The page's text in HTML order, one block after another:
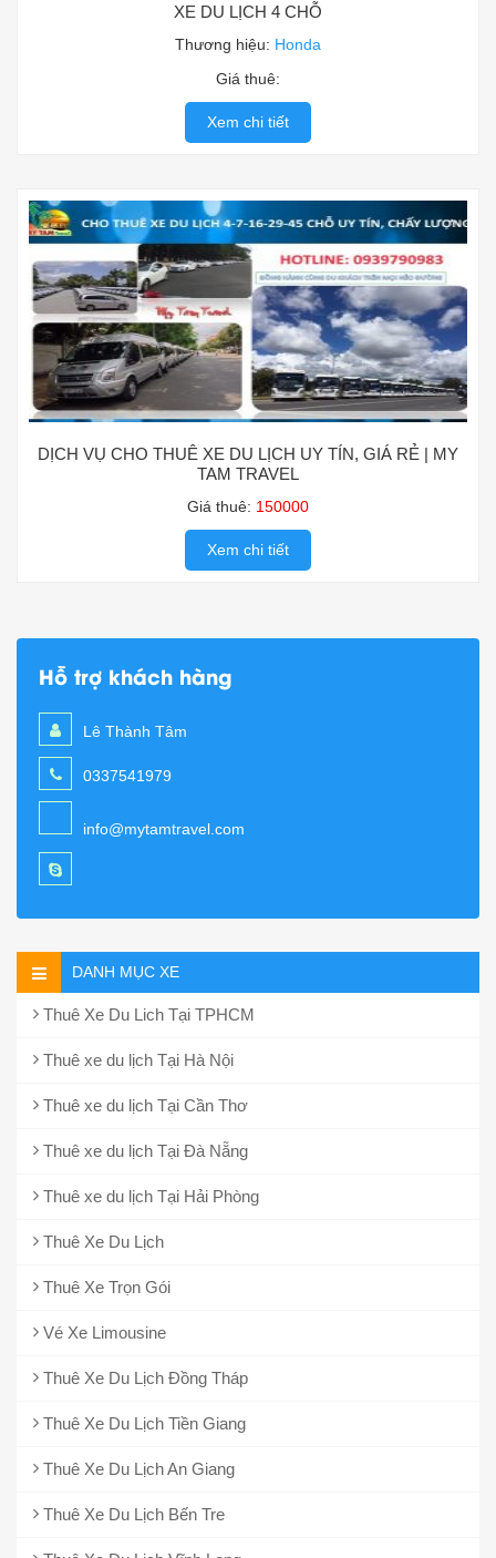
XE DU LỊCH 4 CHỖ
Thương hiệu: Honda
Giá thuê:
Xem chi tiết
DỊCH VỤ CHO THUÊ XE DU LỊCH UY TÍN, GIÁ RẺ | MY
TAM TRAVEL
Giá thuê: 150000
Xem chi tiết
Hỗ trợ khách hàng
Lê Thành Tâm
0337541979
info@mytamtravel.com
DANH MỤC XE
Thuê Xe Du Lich Tại TPHCM
Thuê xe du lịch Tại Hà Nội
Thuê xe du lịch Tại Cần Thơ
Thuê xe du lịch Tại Đà Nẵng
Thuê xe du lịch Tại Hải Phòng
Thuê Xe Du Lịch
Thuê Xe Trọn Gói
Vé Xe Limousine
Thuê Xe Du Lịch Đồng Tháp
Thuê Xe Du Lịch Tiền Giang
Thuê Xe Du Lịch An Giang
Thuê Xe Du Lịch Bến Tre